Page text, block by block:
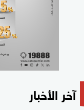
آخر الأخبار